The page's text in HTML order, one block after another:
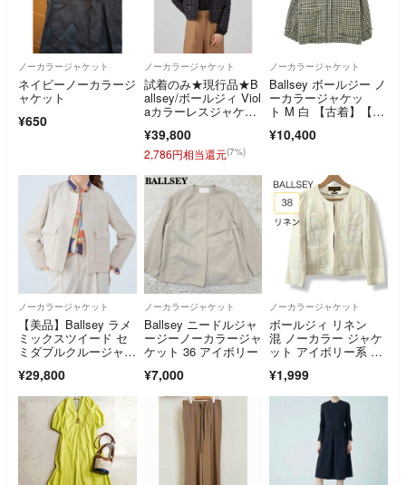
ノーカラージャケット
ネイビーノーカラージ
ャケット
¥650
ノーカラージャケット
試着のみ★現行品★B
allsey/ボールジィ Viol
aカラーレスジャケッ
¥39,800
2,786円相当還元(7%)
ノーカラージャケット
Ballsey ボールジー ノ
ーカラージャケッ
ト M 白 【古着】【中
¥10,400
ノーカラージャケット
【美品】Ballsey ラメ
ミックスツイード セ
ミダブルクルージャケ
¥29,800
ノーカラージャケット
Ballsey ニードルジャ
ージーノーカラージャ
ケット 36 アイボリー
¥7,000
ノーカラージャケット
ボールジィ リネン
混 ノーカラー ジャケ
ット アイボリー系 3
¥1,999